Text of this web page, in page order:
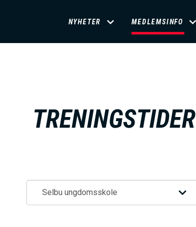
D
A
N
M
NYHETER MEDLEMSINFO
TRENINGSTIDER